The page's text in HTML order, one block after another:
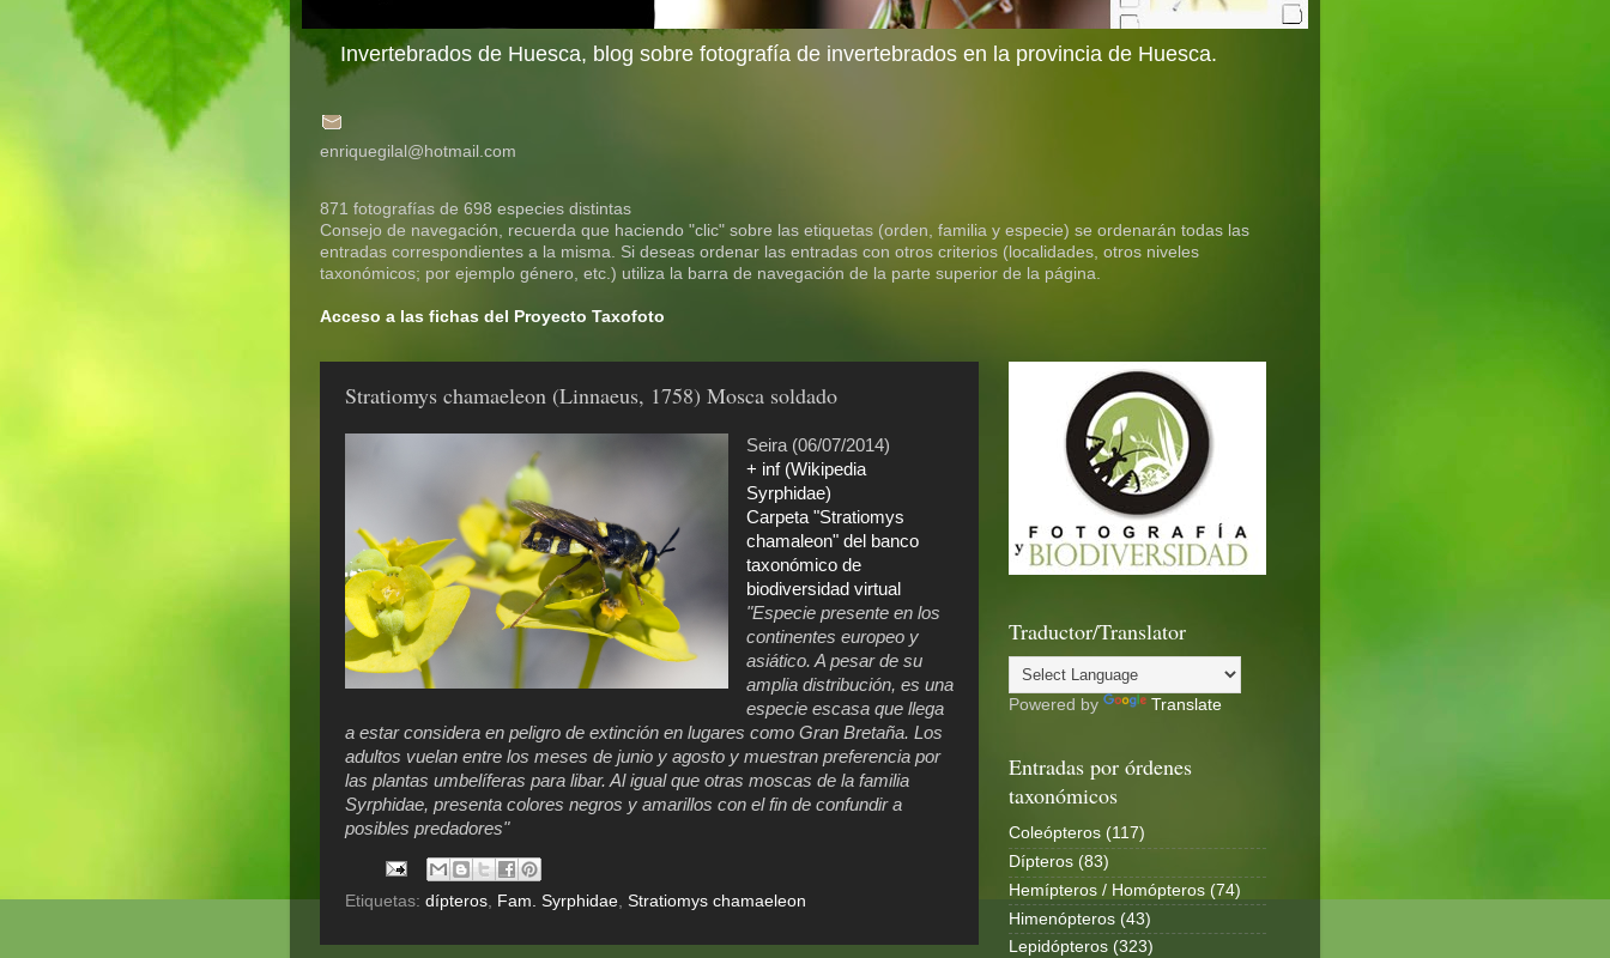
Invertebrados de Huesca, blog sobre fotografía de invertebrados en la provincia de Huesca.
enriquegilal@hotmail.com
871 fotografías de 698 especies distintas
Consejo de navegación, recuerda que haciendo "clic" sobre las etiquetas (orden, familia y especie) se ordenarán todas las
entradas correspondientes a la misma. Si deseas ordenar las entradas con otros criterios (localidades, otros niveles
taxonómicos; por ejemplo género, etc.) utiliza la barra de navegación de la parte superior de la página.
Acceso a las fichas del Proyecto Taxofoto
Stratiomys chamaeleon (Linnaeus, 1758) Mosca soldado
Seira (06/07/2014)
+ inf (Wikipedia
Syrphidae)
Carpeta "Stratiomys
chamaleon" del banco
taxonómico de
biodiversidad virtual
"Especie presente en los
continentes europeo y
asiático. A pesar de su
amplia distribución, es una
especie escasa que llega
a estar considera en peligro de extinción en lugares como Gran Bretaña. Los
adultos vuelan entre los meses de junio y agosto y muestran preferencia por
las plantas umbelíferas para libar. Al igual que otras moscas de la familia
Syrphidae, presenta colores negros y amarillos con el fin de confundir a
posibles predadores"
Etiquetas: dípteros Fam. Syrphidae Stratiomys chamaeleon
Traductor/Translator
Powered by Translate
Entradas por órdenes
taxonómicos
Coleópteros (117)
Dípteros (83)
Hemípteros / Homópteros (74)
Himenópteros (43)
Lepidópteros (323)